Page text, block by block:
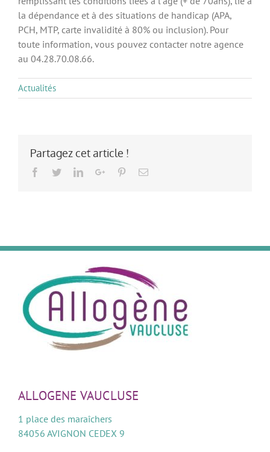
la dépendance et à des situations de handicap (APA,
PCH, MTP, carte invalidité à 80% ou inclusion). Pour
toute information, vous pouvez contacter notre agence
au 04.28.70.08.66.
Actualités
Partagez cet article !
Facebook
TwitterLinkedInGoogle+PinterestEmail
ALLOGENE VAUCLUSE
1 place des maraîchers
84056 AVIGNON CEDEX 9